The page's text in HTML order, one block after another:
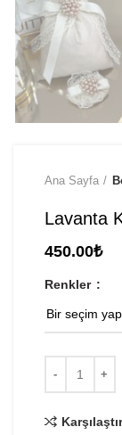
Ana Sayfa
Lavanta
450.00₺
Renkler
Karşılaştır